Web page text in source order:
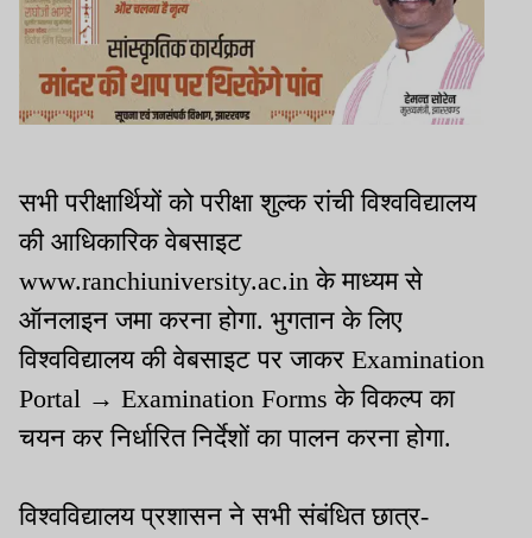
सभी परीक्षार्थियों को परीक्षा शुल्क रांची विश्वविद्यालय
की आधिकारिक वेबसाइट
www.ranchiuniversity.ac.in के माध्यम से
ऑनलाइन जमा करना होगा. भुगतान के लिए
विश्वविद्यालय की वेबसाइट पर जाकर Examination
Portal → Examination Forms के विकल्प का
चयन कर निर्धारित निर्देशों का पालन करना होगा.
विश्वविद्यालय प्रशासन ने सभी संबंधित छात्र-